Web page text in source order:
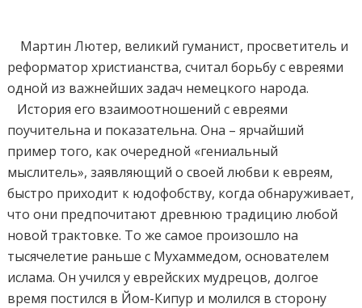
Мартин Лютер, великий гуманист, просветитель и
реформатор христианства, считал борьбу с евреями
одной из важнейших задач немецкого народа.
История его взаимоотношений с евреями
поучительна и показательна. Она – ярчайший
пример того, как очередной «гениальный
мыслитель», заявляющий о своей любви к евреям,
быстро приходит к юдофобству, когда обнаруживает,
что они предпочитают древнюю традицию любой
новой трактовке. То же самое произошло на
тысячелетие раньше с Мухаммедом, основателем
ислама. Он учился у еврейских мудрецов, долгое
время постился в Йом-Кипур и молился в сторону